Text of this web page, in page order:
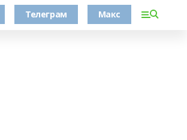
Телеграм Макс